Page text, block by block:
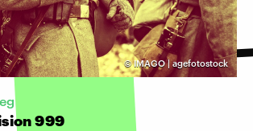
©IMAGO | agefotostock
999